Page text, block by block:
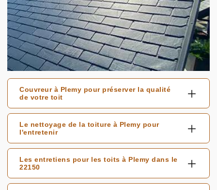
Couvreur à Plemy pour préserver la qualité
de votre toit
Le nettoyage de la toiture à Plemy pour
l'entretenir
Les entretiens pour les toits à Plemy dans le
22150